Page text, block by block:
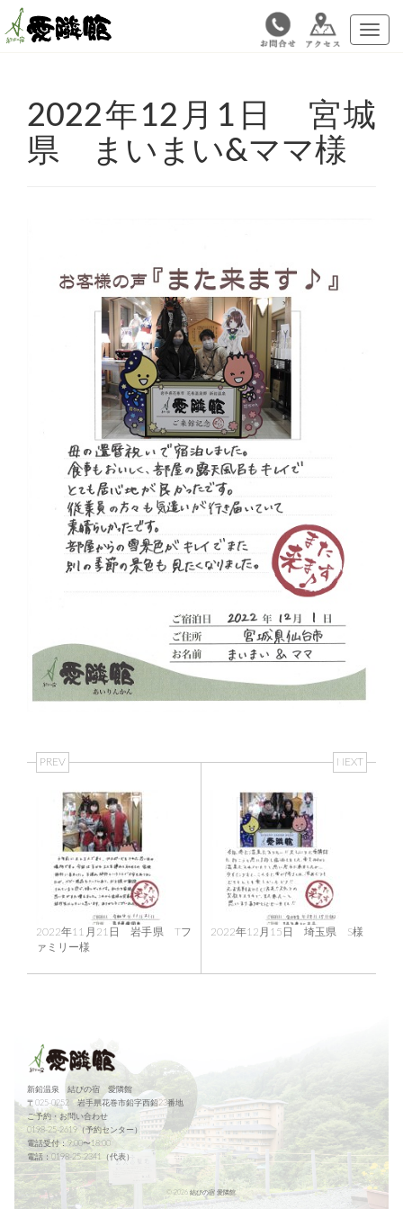
メ
ニ
2022年12月1日 宮城
県 まいまい&ママ様
PREV
2022年11月21日 岩手県 Tフ
ァミリー様
NEXT
2022年12月15日 埼玉県 S様
新鉛温泉 結びの宿 愛隣館
〒025-0252 岩手県花巻市鉛字西鉛23番地
ご予約・お問い合わせ
0198-25-2619（予約センター）
電話受付：9:00〜18:00
電話：0198-25-2341（代表）
© 2026 結びの宿 愛隣館.